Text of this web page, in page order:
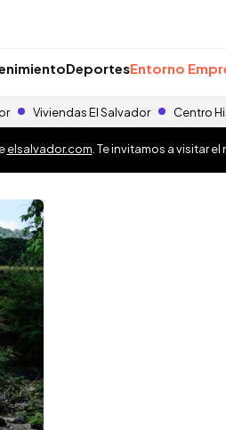
DeportesEntorno
Viviendas El Salvador Centro
elsalvador.com . Te invitamos a visitar